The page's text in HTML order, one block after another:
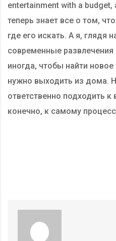
entertainment with a budget,
теперь знает все о том,
где его искать. А я, глядя
современные
иногда, чтобы найти
нужно выходить из дома.
ответственно подходить
конечно, к самому